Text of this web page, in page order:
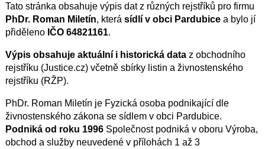
Tato stránka obsahuje výpis dat z různých rejstříků pro firmu
PhDr. Roman Miletín, která sídlí v obci Pardubicea bylo jí
přiděleno IČO 64821161.
Výpis obsahuje aktuální i historická dataz obchodního
rejstříku (Justice.cz) včetně sbírky listin a živnostenského
rejstříku (RŽP).
PhDr. Roman Miletín je Fyzická osoba podnikající dle
živnostenského zákona se sídlem v obci Pardubice.
Podniká od roku 1996 Společnost podniká v oboru Výroba,
obchod a služby neuvedené v přílohách 1 až 3